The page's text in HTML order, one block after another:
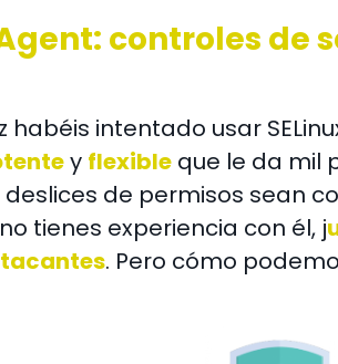
controles de
habéis intentado usar
y flexible que le da mil
de permisos sean
tienes experiencia con él, j
. Pero cómo